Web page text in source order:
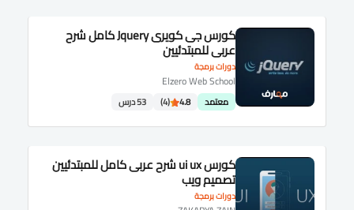
دورات برمجة
كورس جى كويرى Jquery كامل شرح
عربى للمبتدئيين
Elzero Web School
معتمد 4.8
(4) 53 درس
دورات برمجة
كورس ui ux شرح عربى كامل للمبتدئيين
تصميم ويب